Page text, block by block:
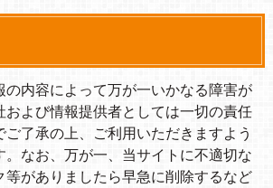
の内容によって万が一いかなる障害が
および情報提供者としては一切の責任
ご了承の上、ご利用いただきますよう
。なお、万が一、当サイトに不適切な
等がありましたら早急に削除するなど